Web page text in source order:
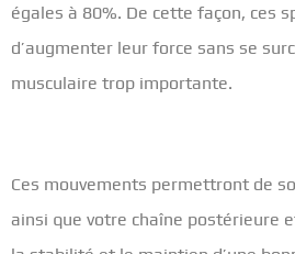
égales à 80%. De cette façon, ces
d’augmenter leur force sans se
musculaire trop importante.
Ces mouvements permettront de
ainsi que votre chaîne postérieure